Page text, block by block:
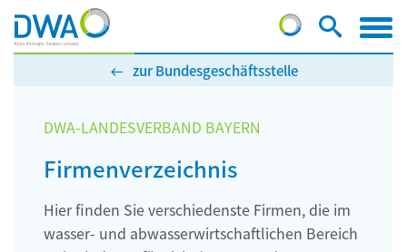
zur Bundesgeschäftsstelle
DWA-LANDESVERBAND BAYERN
Firmenverzeichnis
Hier finden Sie verschiedenste Firmen, die im
wasser- und abwasserwirtschaftlichen Bereich